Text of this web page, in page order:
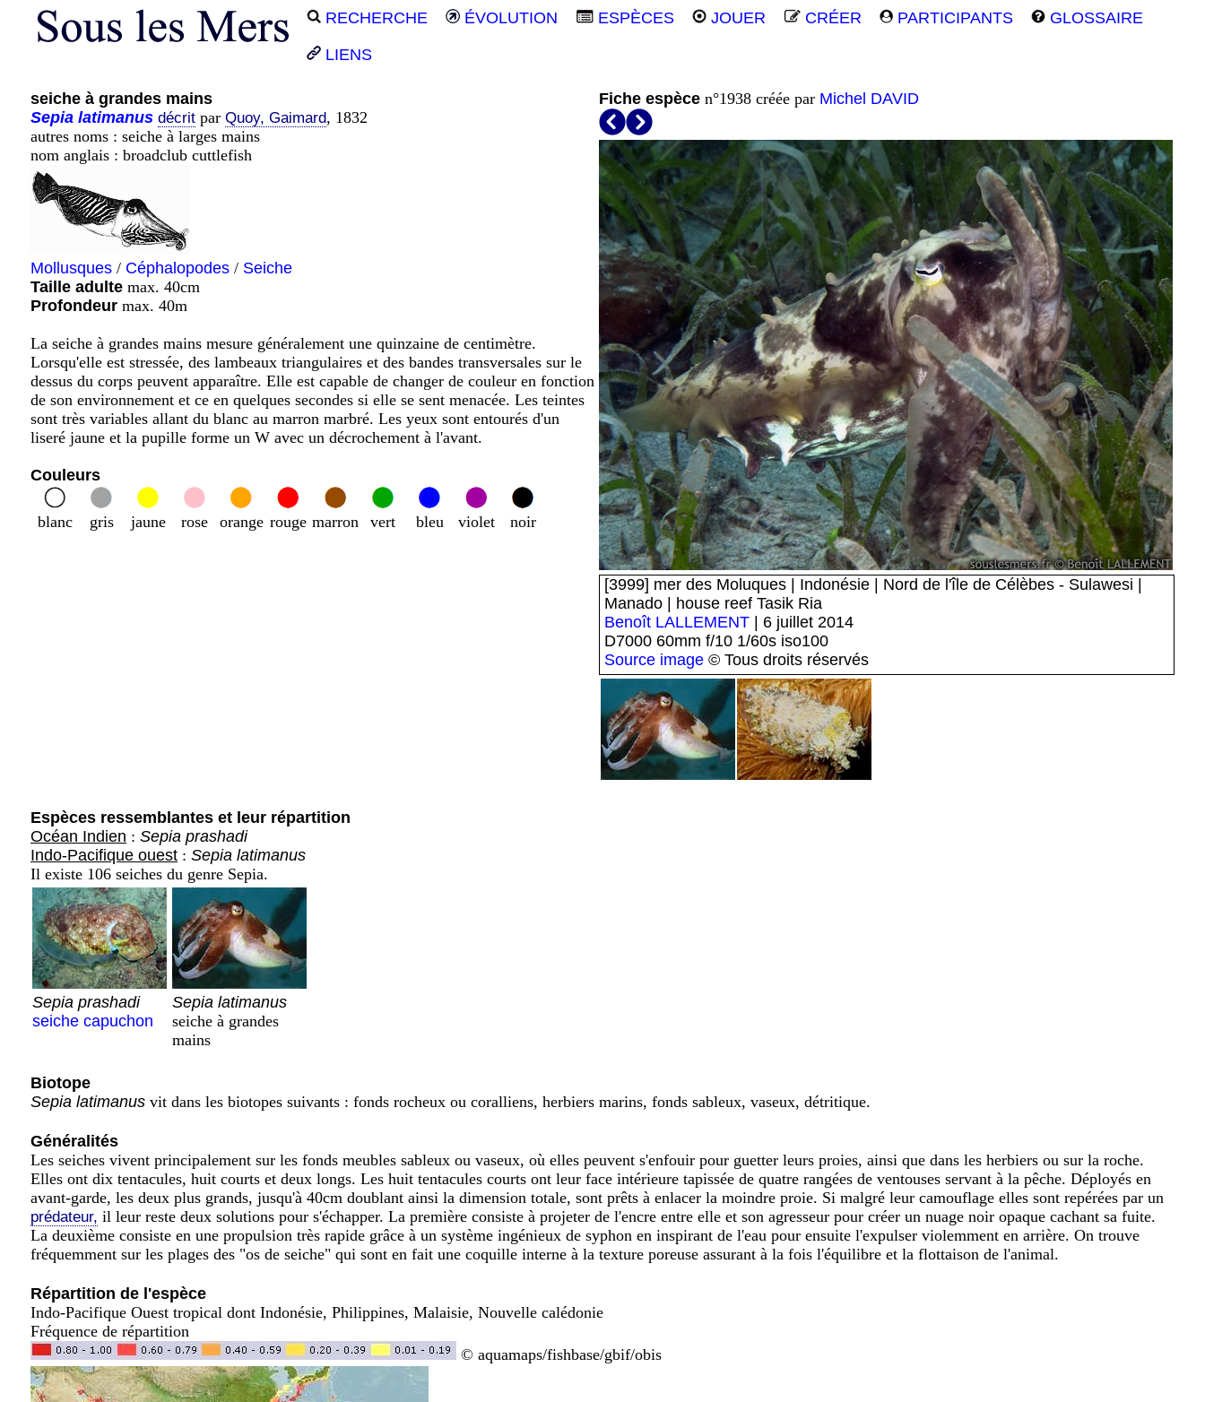
RECHERCHE ÉVOLUTION ESPÈCES JOUER CRÉER PARTICIPANTS GLOSSAIRE
LIENS
seiche à grandes mains
Sepia latimanus décrit par Quoy, Gaimard, 1832
autres noms : seiche à larges mains
nom anglais : broadclub cuttlefish
Mollusques / Céphalopodes / Seiche
Taille adulte max. 40cm
Profondeur max. 40m
La seiche à grandes mains mesure généralement une quinzaine de centimètre.
Lorsqu'elle est stressée, des lambeaux triangulaires et des bandes transversales sur le
dessus du corps peuvent apparaître. Elle est capable de changer de couleur en fonction
de son environnement et ce en quelques secondes si elle se sent menacée. Les teintes
sont très variables allant du blanc au marron marbré. Les yeux sont entourés d'un
liseré jaune et la pupille forme un W avec un décrochement à l'avant.
Couleurs
blanc gris jaune rose orange rouge marron vert bleu violet noir
Fiche espèce n°1938 créée par Michel DAVID
[3999] mer des Moluques | Indonésie | Nord de l'île de Célèbes - Sulawesi |
Manado | house reef Tasik Ria
Benoît LALLEMENT | 6 juillet 2014
D7000 60mm f/10 1/60s iso100
Source image © Tous droits réservés
Espèces ressemblantes et leur répartition
Océan Indien : Sepia prashadi
Indo-Pacifique ouest : Sepia latimanus
Il existe 106 seiches du genre Sepia.
Sepia prashadi
seiche capuchon
Sepia latimanus
seiche à grandes
mains
Biotope
Sepia latimanus vit dans les biotopes suivants : fonds rocheux ou coralliens, herbiers marins, fonds sableux, vaseux, détritique.
Généralités
Les seiches vivent principalement sur les fonds meubles sableux ou vaseux, où elles peuvent s'enfouir pour guetter leurs proies, ainsi que dans les herbiers ou sur la roche.
Elles ont dix tentacules, huit courts et deux longs. Les huit tentacules courts ont leur face intérieure tapissée de quatre rangées de ventouses servant à la pêche. Déployés en
avant-garde, les deux plus grands, jusqu'à 40cm doublant ainsi la dimension totale, sont prêts à enlacer la moindre proie. Si malgré leur camouflage elles sont repérées par un
prédateur, il leur reste deux solutions pour s'échapper. La première consiste à projeter de l'encre entre elle et son agresseur pour créer un nuage noir opaque cachant sa fuite.
La deuxième consiste en une propulsion très rapide grâce à un système ingénieux de syphon en inspirant de l'eau pour ensuite l'expulser violemment en arrière. On trouve
fréquemment sur les plages des "os de seiche" qui sont en fait une coquille interne à la texture poreuse assurant à la fois l'équilibre et la flottaison de l'animal.
Répartition de l'espèce
Indo-Pacifique Ouest tropical dont Indonésie, Philippines, Malaisie, Nouvelle calédonie
Fréquence de répartition
© aquamaps/fishbase/gbif/obis